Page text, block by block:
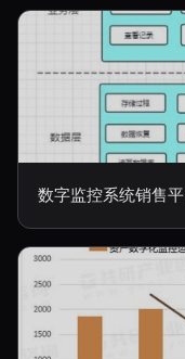
数字监控系统销售